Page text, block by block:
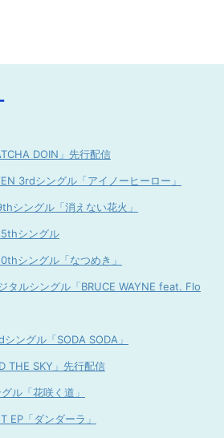
DOIN」先行配信
3rdシングル「アイノーヒーロー」
シングル「消えない花火」
シングル
シングル「なつめき」
タルシングル「BRUCE WAYNE feat. Flo
ングル「SODA SODA」
THE SKY」先行配信
ル「花咲く道」
EP「ダンダーラ」